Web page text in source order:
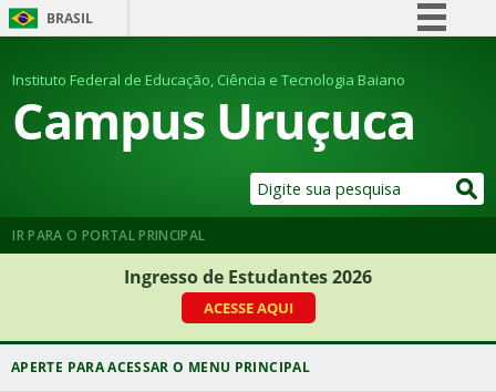
BRASIL
Comunica BR
Participe
Legislação
Instituto Federal de Educação, Ciência e Tecnologia Baiano
Campus Uruçuca
IR PARA O PORTAL PRINCIPAL
Ingresso de Estudantes 2026
ACESSE AQUI